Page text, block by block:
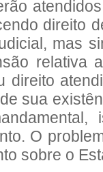
direito
mas
relativa
direito
sua
O
sobre o